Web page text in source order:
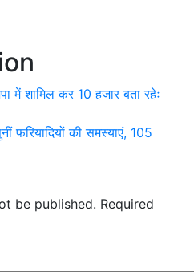
में शामिल कर 10 हजार बता रहेः
फरियादियों की समस्याएं, 105
be published. Required